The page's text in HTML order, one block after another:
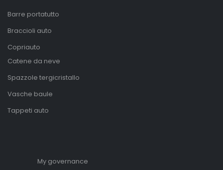
Barre portatutto
Braccioli auto
Copriauto
Catene da neve
Spazzole tergicristallo
Vasche baule
Tappeti auto
My governance